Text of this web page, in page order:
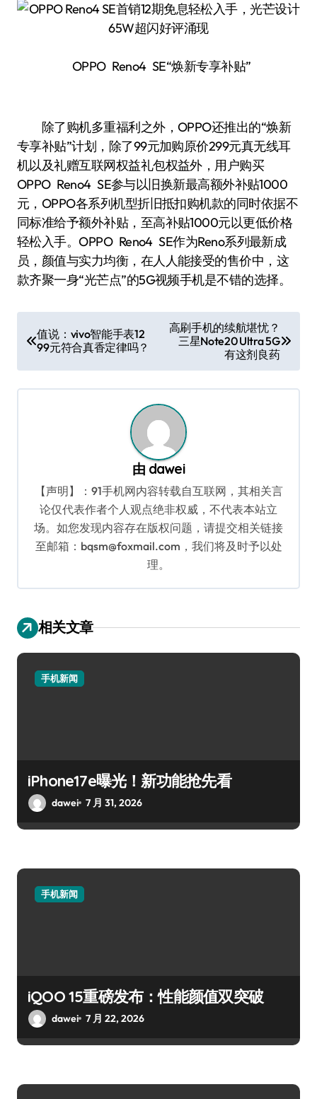
OPPO Reno4 SE“焕新专享补贴”
除了购机多重福利之外，OPPO还推出的“焕新
专享补贴”计划，除了99元加购原价299元真无线耳
机以及礼赠互联网权益礼包权益外，用户购买
OPPO Reno4 SE参与以旧换新最高额外补贴1000
元，OPPO各系列机型折旧抵扣购机款的同时依据不
同标准给予额外补贴，至高补贴1000元以更低价格
轻松入手。OPPO Reno4 SE作为Reno系列最新成
员，颜值与实力均衡，在人人能接受的售价中，这
款齐聚一身“光芒点”的5G视频手机是不错的选择。
章
导
航
值说：vivo智能手表12
99元符合真香定律吗？
高刷手机的续航堪忧？
三星Note20 Ultra 5G
有这剂良药
由 dawei
【声明】：91手机网内容转载自互联网，其相关言
论仅代表作者个人观点绝非权威，不代表本站立
场。如您发现内容存在版权问题，请提交相关链接
至邮箱：bqsm@foxmail.com，我们将及时予以处
理。
相关文章
手机新闻
iPhone17e曝光！新功能抢先看
dawei 7 月 31, 2026
手机新闻
iQOO 15重磅发布：性能颜值双突破
dawei 7 月 22, 2026